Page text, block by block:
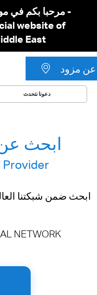
مرحبا بكم في
website of
East
مزود
دعونا نتحدث
ابحث
Provider
ابحث ضمن شبكتنا
NETWORK